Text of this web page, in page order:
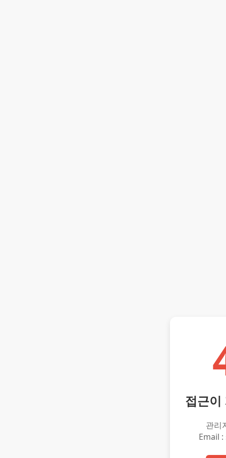
접근이
관리
Email